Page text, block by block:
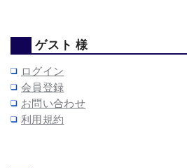
ゲスト 様
ログイン
会員登録
お問い合わせ
利用規約